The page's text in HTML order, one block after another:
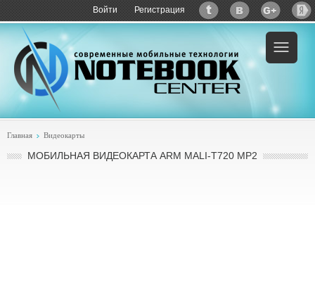
Войти Регистрация
Главная Видеокарты
МОБИЛЬНАЯ ВИДЕОКАРТА ARM MALI-T720 MP2